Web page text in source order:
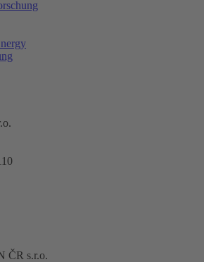
ČR s.r.o.